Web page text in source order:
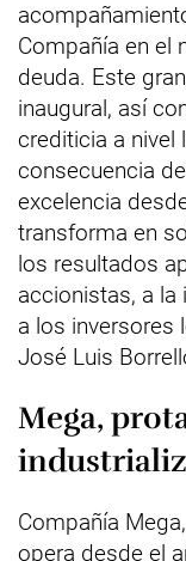
Compañía en el
deuda. Este
inaugural, así
crediticia a nivel
consecuencia
excelencia
transforma en
los resultados
accionistas, a la
a los inversores
José Luis
Mega,
Compañía
opera desde el